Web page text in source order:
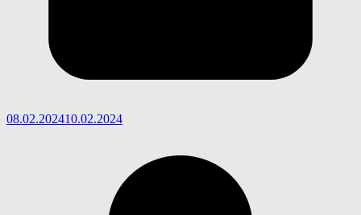
08.02.202410.02.2024